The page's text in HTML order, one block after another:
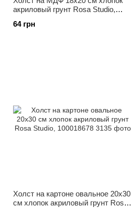
акриловый грунт Rosa Studio,
64 грн
Холст на картоне овальное 20x30
см хлопок акриловый грунт Rosa